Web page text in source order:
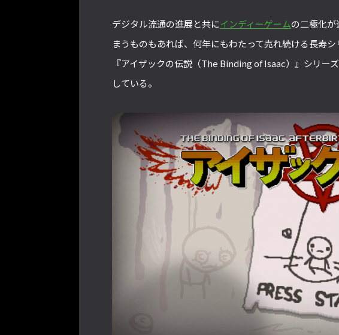
デジタル流通の進展と共にインディーゲームの二極化
まうものもあれば、何年にもわたって売れ続ける長寿
『アイザックの伝説（The Binding of Isaac）』シリー
している。
ロ格闘ゲーマーのゲンバから！ 第48
回】
トーム久保のプ
バから！ 第47回
「若さ」だけじゃないから説明しま
す！【ストーム久保のプロ格闘ゲーマ
ーのゲンバから！ 第50回】